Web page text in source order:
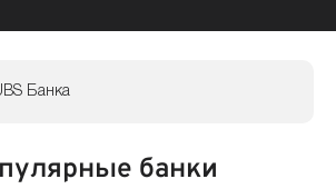
Банка
банки